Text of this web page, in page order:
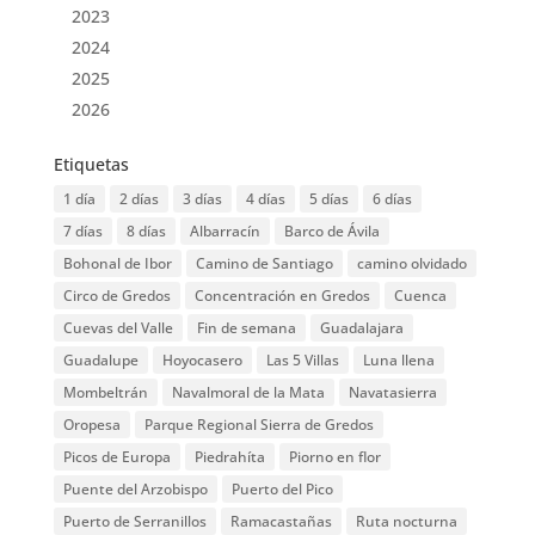
2023
2024
2025
2026
Etiquetas
1 día 2 días 3 días 4 días 5 días
6 días
7 días
8 días Albarracín
Barco de Ávila
Bohonal de Ibor
Camino de Santiago
camino olvidado
Circo de Gredos
Concentración en Gredos
Cuenca
Cuevas del Valle
Fin de semana
Guadalajara
Guadalupe
Hoyocasero Las 5 Villas
Luna llena
Mombeltrán
Navalmoral de la Mata
Navatasierra
Oropesa
Parque Regional Sierra de Gredos
Picos de Europa
Piedrahíta
Piorno en flor
Puente del Arzobispo
Puerto del Pico
Puerto de Serranillos
Ramacastañas Ruta nocturna